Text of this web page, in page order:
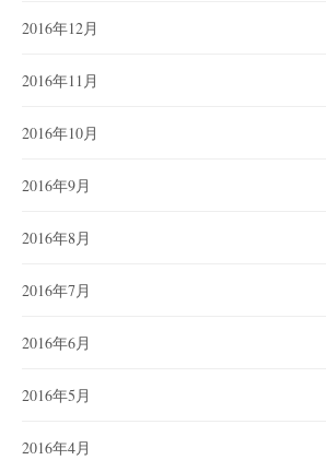
2016年12月
2016年11月
2016年10月
2016年9月
2016年8月
2016年7月
2016年6月
2016年5月
2016年4月